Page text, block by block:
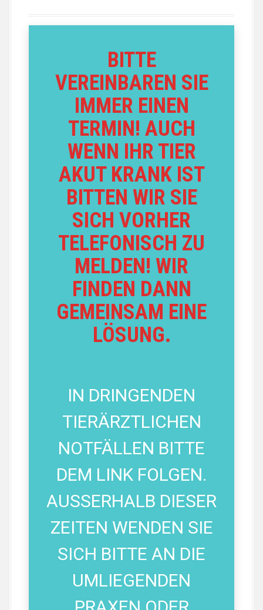
BITTE
VEREINBAREN SIE
IMMER EINEN
TERMIN! AUCH
WENN IHR TIER
AKUT KRANK IST
BITTEN WIR SIE
SICH VORHER
TELEFONISCH ZU
MELDEN! WIR
FINDEN DANN
GEMEINSAM EINE
LÖSUNG.
IN DRINGENDEN
TIERÄRZTLICHEN
NOTFÄLLEN BITTE
DEM LINK FOLGEN.
AUSSERHALB DIESER
ZEITEN WENDEN SIE
SICH BITTE AN DIE
UMLIEGENDEN